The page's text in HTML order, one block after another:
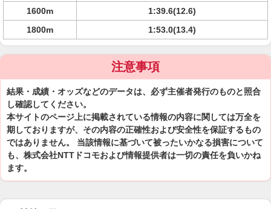
1600m
1:39.6(12.6)
1800m
1:53.0(13.4)
注意事項
結果・成績・オッズなどのデータは、必ず主催者発行のものと照合
し確認してください。
本サイトのページ上に掲載されている情報の内容に関しては万全を
期しておりますが、その内容の正確性および安全性を保証するもの
ではありません。 当該情報に基づいて被ったいかなる損害について
も、株式会社NTTドコモおよび情報提供者は一切の責任を負いかね
ます。